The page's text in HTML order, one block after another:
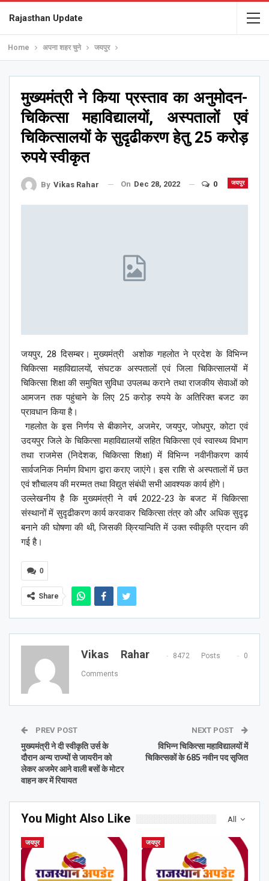
Rajasthan Update
Home अपना शहर चुने जयपुर
मुख्यमंत्री ने किया प्रस्ताव का अनुमोदन-
चिकित्सा महाविद्यालयों, अस्पतालों एवं
चिकित्सालयों के सुदृढीकरण हेतु 25 करोड़
रुपये स्वीकृत
जयपुर
By Vikas Rahar On Dec 28, 2022 0
जयपुर, 28 दिसम्बर। मुख्यमंत्री अशोक गहलोत ने प्रदेश के विभिन्न
चिकित्सा महाविद्यालयों, संघटक अस्पतालों एवं जिला चिकित्सालयों में
चिकित्सा शिक्षा की समुचित सुविधा उपलब्ध कराने तथा राजकीय सेवाओं को
आमजन तक पहुंचाने के लिए 25 करोड़ रुपये के अतिरिक्त बजट का
प्रावधान किया है।
गहलोत के इस निर्णय से बीकानेर, अजमेर, जयपुर, जोधपुर, कोटा एवं
उदयपुर जिले के चिकित्सा महाविद्यालयों सहित चिकित्सा एवं स्वास्थ्य विभाग
तथा राजमेस (निदेशक, चिकित्सा शिक्षा) में विभिन्न नवीनीकरण कार्य
सार्वजनिक निर्माण विभाग द्वारा कराए जाएंगे। इस राशि से अस्पतालों में छत
एवं शौचालय की मरम्मत तथा विद्युत संबंधी सभी आवश्यक कार्य होंगे।
उल्लेखनीय है कि मुख्यमंत्री ने वर्ष 2022-23 के बजट में चिकित्सा
संस्थानों में सुदृढीकरण कार्य करवाकर चिकित्सा तंत्र को और अधिक सुदृढ़
बनाने की घोषणा की थी, जिसकी क्रियान्विति में उक्त स्वीकृति प्रदान की
गई है।
0
Share
Vikas Rahar 8472 Posts 0
Comments
PREV POST
मुख्यमंत्री ने दी स्वीकृति उर्स के
दौरान अन्य राज्यों से जायरीन को
लेकर अजमेर आने वाली बसों के मोटर
वाहन कर में रियायत
NEXT POST
विभिन्न चिकित्सा महाविद्यालयों में
चिकित्सकों के 685 नवीन पद सृजित
All
You Might Also Like
जयपुर जयपुर